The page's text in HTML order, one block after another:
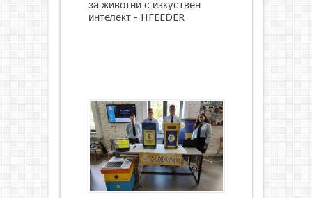
за животни с изкуствен
интелект - HFEEDER